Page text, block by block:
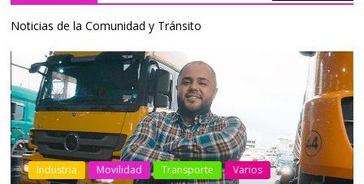
Noticias de la Comunidad y Tránsito
Industria Movilidad Transporte Varios